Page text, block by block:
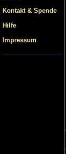
Kontakt & Spende
Hilfe
Impressum